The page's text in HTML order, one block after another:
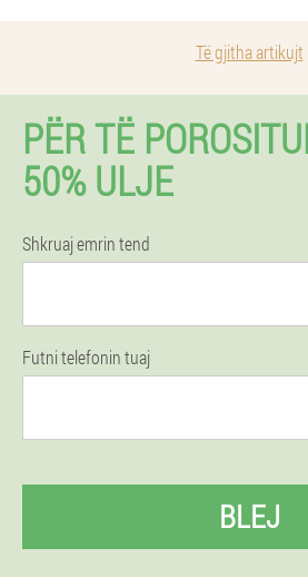
Të gjitha artikujt
PËR TË
50% ULJE
Shkruaj emrin tend
Futni telefonin tuaj
BLEJ